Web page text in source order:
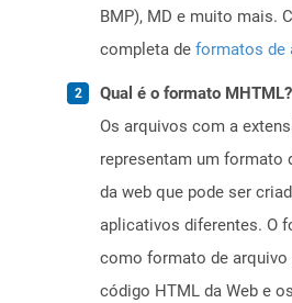
BMP), MD e muito mais.
completa de formatos de
Qual é o formato MHTML?
Os arquivos com a
representam um formato
da web que pode ser
aplicativos diferentes. O
como formato de arquivo
código HTML da Web e